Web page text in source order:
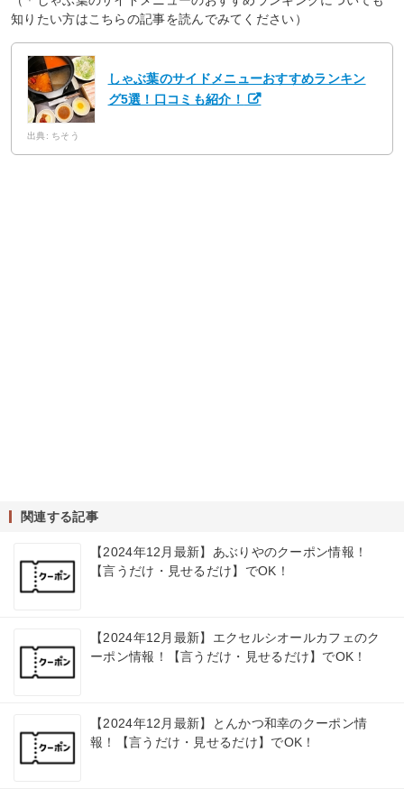
知りたい方はこちらの記事を読んでみてください）
しゃぶ葉のサイドメニューおすすめランキン
グ5選！口コミも紹介！
出典: ちそう
関連する記事
【2024年12月最新】あぶりやのクーポン情報！
【言うだけ・見せるだけ】でOK！
【2024年12月最新】エクセルシオールカフェのク
ーポン情報！【言うだけ・見せるだけ】でOK！
【2024年12月最新】とんかつ和幸のクーポン情
報！【言うだけ・見せるだけ】でOK！